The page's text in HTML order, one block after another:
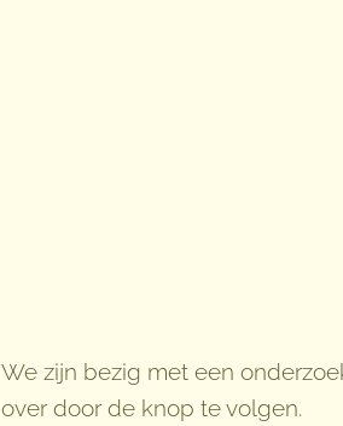
We zijn bezig met een
over door de knop te volgen.